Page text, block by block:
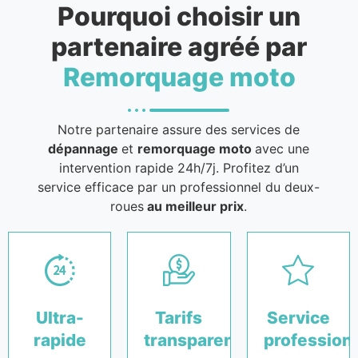
Pourquoi choisir un
partenaire agréé par
Remorquage moto
Notre partenaire assure des services de
dépannageet remorquage motoavec une
intervention rapide 24h/7j. Profitez d’un
service efficace par un professionnel du deux-
roues au meilleur prix.
Ultra-
rapide
Tarifs
transparents
Service